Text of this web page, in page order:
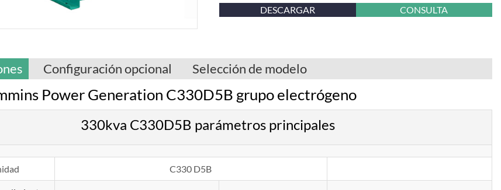
DESCARGAR CONSULTA
Configuración opcional Selección de modelo
Power Generation C330D5B grupo electrógeno
330kva C330D5B parámetros principales
C330 D5B